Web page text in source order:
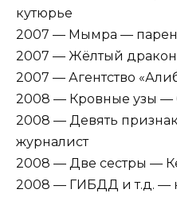
кутюрье
2007 — Мымра —
2007 — Жёлтый
2007 — Агентство
2008 — Кровные узы —
2008 — Девять
журналист
2008 — Две сестры —
2008 — ГИБДД и т.д. —